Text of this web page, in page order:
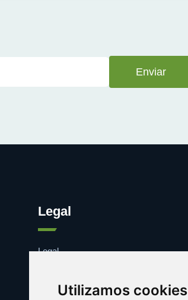
Utilizamos cookies
Enviar
Legal
Legal
Contacto